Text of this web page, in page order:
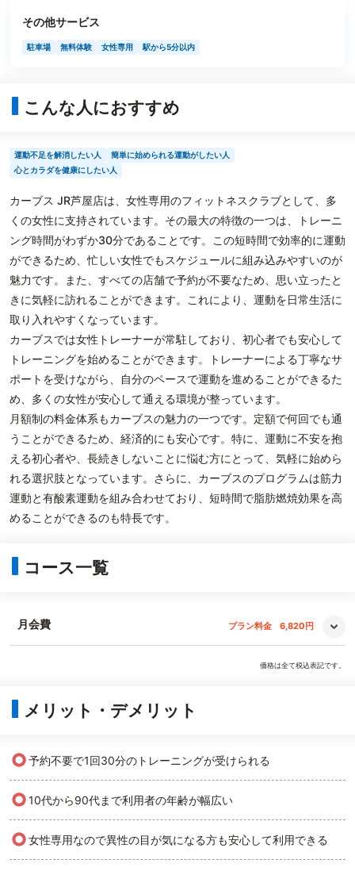
その他サービス
駐車場 無料体験 女性専用 駅から5分以内
こんな人におすすめ
運動不足を解消したい人
簡単に始められる運動がしたい人
心とカラダを健康にしたい人
カーブス JR芦屋店は、女性専用のフィットネスクラブとして、多
くの女性に支持されています。その最大の特徴の一つは、トレーニ
ング時間がわずか30分であることです。この短時間で効率的に運動
ができるため、忙しい女性でもスケジュールに組み込みやすいのが
魅力です。また、すべての店舗で予約が不要なため、思い立ったと
きに気軽に訪れることができます。これにより、運動を日常生活に
取り入れやすくなっています。
カーブスでは女性トレーナーが常駐しており、初心者でも安心して
トレーニングを始めることができます。トレーナーによる丁寧なサ
ポートを受けながら、自分のペースで運動を進めることができるた
め、多くの女性が安心して通える環境が整っています。
月額制の料金体系もカーブスの魅力の一つです。定額で何回でも通
うことができるため、経済的にも安心です。特に、運動に不安を抱
える初心者や、長続きしないことに悩む方にとって、気軽に始めら
れる選択肢となっています。さらに、カーブスのプログラムは筋力
運動と有酸素運動を組み合わせており、短時間で脂肪燃焼効果を高
めることができるのも特長です。
コース一覧
月会費 プラン料金 6,820円
価格は全て税込表記です。
メリット・デメリット
○予約不要で1回30分のトレーニングが受けられる
○10代から90代まで利用者の年齢が幅広い
○女性専用なので異性の目が気になる方も安心して利用できる